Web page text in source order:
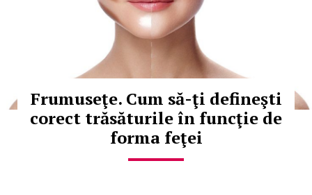
Frumuseţe. Cum să-ţi defineşti
corect trăsăturile în funcţie de
forma feţei